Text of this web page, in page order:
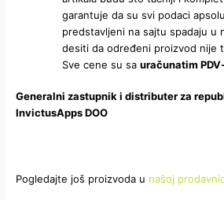
garantuje da su svi podaci
predstavljeni na sajtu spadaju u
desiti da određeni proizvod nije
Sve cene su sauračunatim
Generalni zastupnik i distributer za
InvictusApps DOO
Pogledajte još proizvoda u našoj